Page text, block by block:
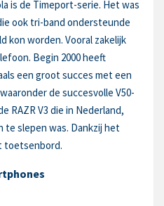
is de Timeport-serie. Het was
ook tri-band ondersteunde
kon worden. Vooral zakelijk
Begin 2000 heeft
een groot succes met een
de succesvolle V50-
RAZR V3 die in Nederland,
te slepen was. Dankzij het
toetsenbord.